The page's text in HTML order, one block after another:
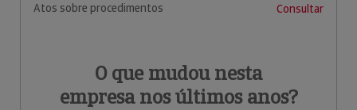
Atos sobre procedimentos
Consultar
O que mudou nesta
empresa nos últimos anos?